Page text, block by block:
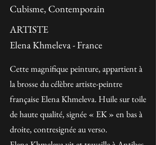
Cubisme, Contemporain
ARTISTE
Elena Khmeleva - France
Cette magnifique peinture, appartient à
la brosse du célèbre artiste-peintre
française Elena Khmeleva. Huile sur toile
de haute qualité, signée « EK » en bas à
droite, contresignée au verso.